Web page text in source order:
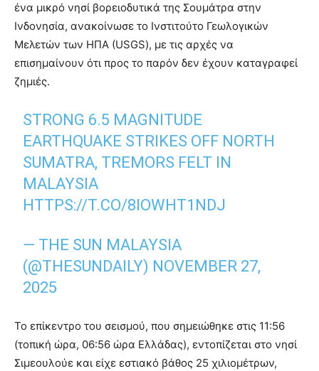
ένα μικρό νησί βορειοδυτικά της Σουμάτρα στην
Ινδονησία, ανακοίνωσε το Ινστιτούτο Γεωλογικών
Μελετών των ΗΠΑ (USGS), με τις αρχές να
επισημαίνουν ότι προς το παρόν δεν έχουν καταγραφεί
ζημιές.
STRONG 6.5 MAGNITUDE
EARTHQUAKE STRIKES OFF NORTH
SUMATRA, TREMORS FELT IN
MALAYSIA
HTTPS://T.CO/8IOWHT1NDJ
— THE SUN MALAYSIA
(@THESUNDAILY) NOVEMBER 27,
2025
Το επίκεντρο του σεισμού, που σημειώθηκε στις 11:56
(τοπική ώρα, 06:56 ώρα Ελλάδας), εντοπίζεται στο νησί
Σιμεουλούε και είχε εστιακό βάθος 25 χιλιομέτρων,